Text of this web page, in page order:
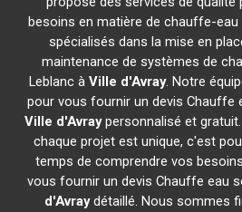
besoins en matière de chauffe-
spécialisés dans la mise en
maintenance de systèmes de
Leblanc à Ville d'Avray. Notre
pour vous fournir un devis Chauffe
Ville d'Avraypersonnalisé et
chaque projet est unique, c'est
temps de comprendre vos
vous fournir un devis Chauffe eau
d'Avraydétaillé. Nous sommes